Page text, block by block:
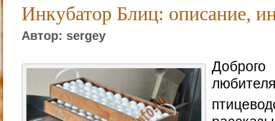
Инкубатор Блиц: описание,
Автор: sergey